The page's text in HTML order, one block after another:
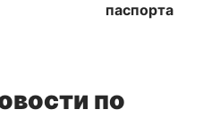
паспорта
по